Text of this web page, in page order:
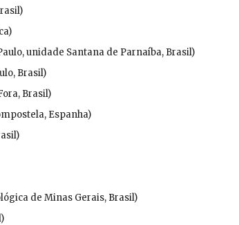
unidade Santana de Parnaíba, Brasil)
Brasil)
Brasil)
Espanha)
de Minas Gerais, Brasil)